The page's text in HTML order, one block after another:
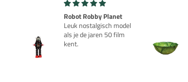
Groene Kool Aardewerk
Salade Schaal - Au Bain
Marie